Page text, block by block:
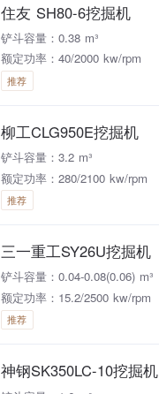
住友 SH80-6挖掘机
铲斗容量：0.38 m³
额定功率：40/2000 kw/rpm
推荐
柳工CLG950E挖掘机
铲斗容量：3.2 m³
额定功率：280/2100 kw/rpm
推荐
三一重工SY26U挖掘机
铲斗容量：0.04-0.08(0.06) m³
额定功率：15.2/2500 kw/rpm
推荐
神钢SK350LC-10挖掘机